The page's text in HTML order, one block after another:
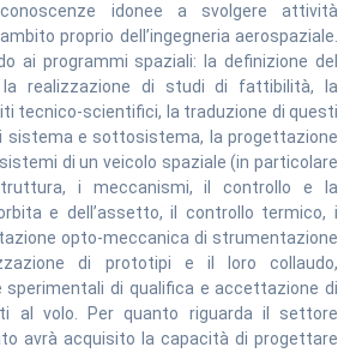
idonee a svolgere attività
proprio dell’ingegneria aerospaziale.
ai programmi spaziali: la definizione del
la realizzazione di studi di fattibilità, la
tecnico-scientifici, la traduzione di questi
sistema e sottosistema, la progettazione
di un veicolo spaziale (in particolare
i meccanismi, il controllo e la
e dell’assetto, il controllo termico, i
opto-meccanica di strumentazione
di prototipi e il loro collaudo,
sperimentali di qualifica e accettazione di
al volo. Per quanto riguarda il settore
avrà acquisito la capacità di progettare